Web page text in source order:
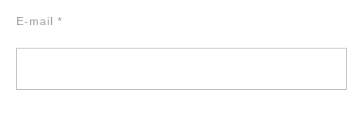
E-mail *